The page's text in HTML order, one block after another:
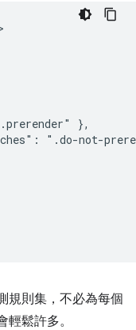
},
".do-not-
規則集，不必為每個
鬆許多。